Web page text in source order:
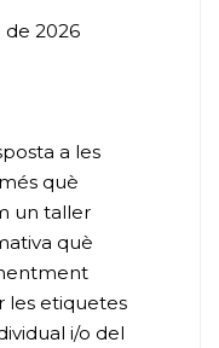
de 2026
a les
què
un taller
què
les etiquetes
i/o del